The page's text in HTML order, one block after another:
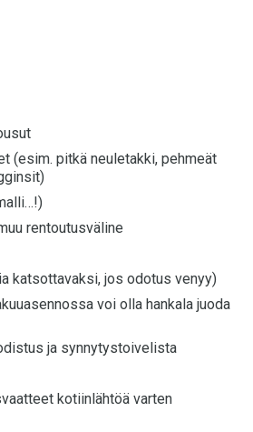
(esim. pitkä neuletakki, pehmeät
rentoutusväline
katsottavaksi, jos odotus venyy)
voi olla hankala juoda
ja synnytystoivelista
kotiinlähtöä varten